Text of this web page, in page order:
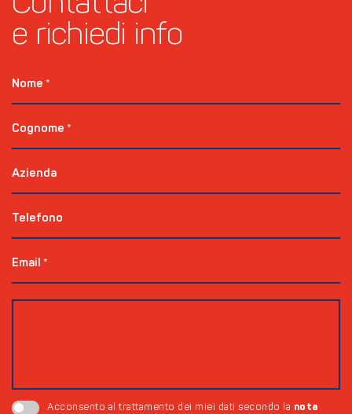
e richiedi info
Nome *
Cognome *
Azienda
Telefono
Email *
Acconsento al trattamento dei miei dati secondo la nota